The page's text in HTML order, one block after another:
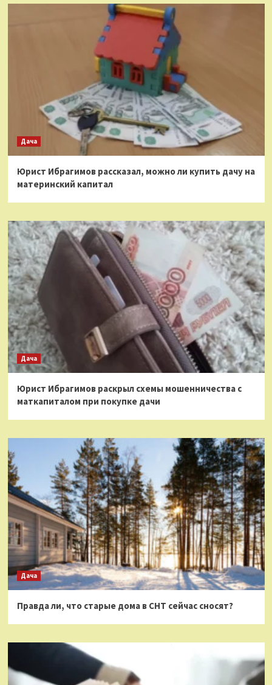
Дача
Юрист Ибрагимов рассказал, можно ли купить дачу на
материнский капитал
Дача
Юрист Ибрагимов раскрыл схемы мошенничества с
маткапиталом при покупке дачи
Дача
Правда ли, что старые дома в СНТ сейчас сносят?